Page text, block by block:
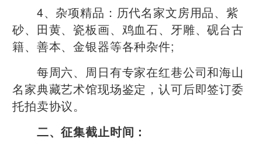
4、杂项精品：历代名家文房用品、紫
砂、田黄、瓷板画、鸡血石、牙雕、砚台古
籍、善本、金银器等各种杂件;
每周六、周日有专家在红巷公司和海山
名家典藏艺术馆现场鉴定，认可后即签订委
托拍卖协议。
二、征集截止时间：